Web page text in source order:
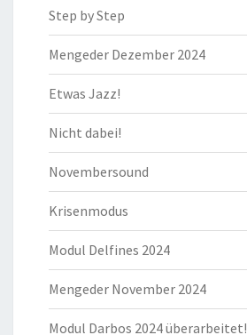
Step by Step
Mengeder Dezember 2024
Etwas Jazz!
Nicht dabei!
Novembersound
Krisenmodus
Modul Delfines 2024
Mengeder November 2024
Modul Darbos 2024 überarbeitet!